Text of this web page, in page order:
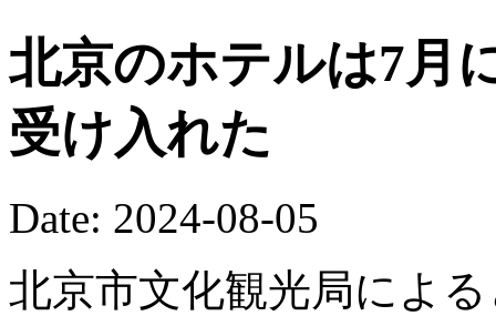
北京のホテルは7月
受け入れた
Date: 2024-08-05
北京市文化観光局によ